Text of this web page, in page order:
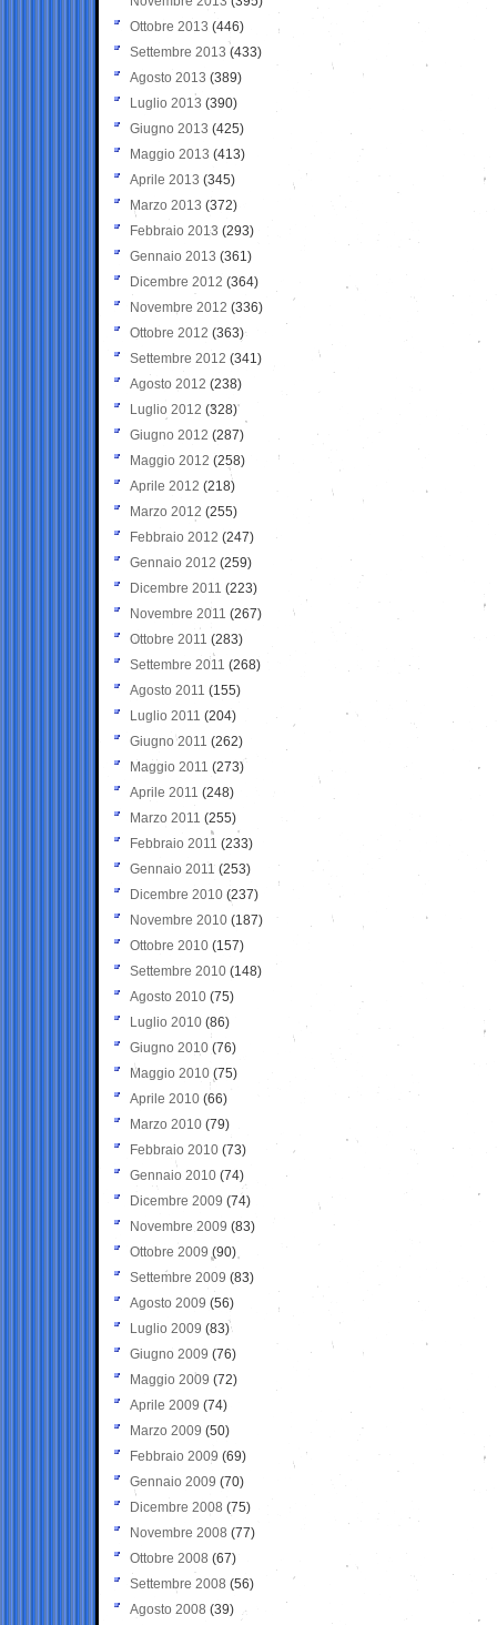
Ottobre 2013 (446)
Settembre 2013 (433)
Agosto 2013 (389)
Luglio 2013 (390)
Giugno 2013 (425)
Maggio 2013 (413)
Aprile 2013 (345)
Marzo 2013 (372)
Febbraio 2013 (293)
Gennaio 2013 (361)
Dicembre 2012 (364)
Novembre 2012 (336)
Ottobre 2012 (363)
Settembre 2012 (341)
Agosto 2012 (238)
Luglio 2012 (328)
Giugno 2012 (287)
Maggio 2012 (258)
Aprile 2012 (218)
Marzo 2012 (255)
Febbraio 2012 (247)
Gennaio 2012 (259)
Dicembre 2011 (223)
Novembre 2011 (267)
Ottobre 2011 (283)
Settembre 2011 (268)
Agosto 2011 (155)
Luglio 2011 (204)
Giugno 2011 (262)
Maggio 2011 (273)
Aprile 2011 (248)
Marzo 2011 (255)
Febbraio 2011 (233)
Gennaio 2011 (253)
Dicembre 2010 (237)
Novembre 2010 (187)
Ottobre 2010 (157)
Settembre 2010 (148)
Agosto 2010 (75)
Luglio 2010 (86)
Giugno 2010 (76)
Maggio 2010 (75)
Aprile 2010 (66)
Marzo 2010 (79)
Febbraio 2010 (73)
Gennaio 2010 (74)
Dicembre 2009 (74)
Novembre 2009 (83)
Ottobre 2009 (90)
Settembre 2009 (83)
Agosto 2009 (56)
Luglio 2009 (83)
Giugno 2009 (76)
Maggio 2009 (72)
Aprile 2009 (74)
Marzo 2009 (50)
Febbraio 2009 (69)
Gennaio 2009 (70)
Dicembre 2008 (75)
Novembre 2008 (77)
Ottobre 2008 (67)
Settembre 2008 (56)
Agosto 2008 (39)